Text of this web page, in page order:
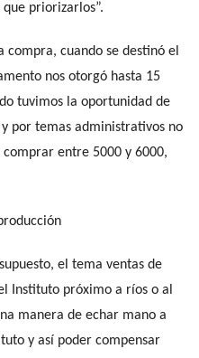
priorizarlos”.
compra, cuando se destinó el
nos otorgó hasta 15
tuvimos la oportunidad de
por temas administrativos no
entre 5000 y 6000,
el tema ventas de
Instituto próximo a ríos o al
manera de echar mano a
y así poder compensar